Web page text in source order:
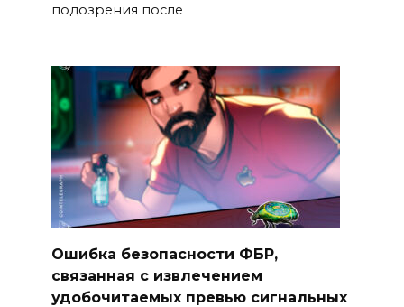
подозрения после
Ошибка безопасности ФБР,
связанная с извлечением
удобочитаемых превью сигнальных